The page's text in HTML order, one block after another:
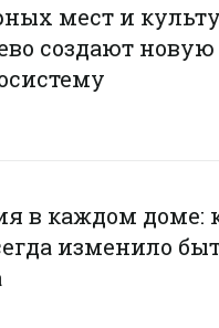
мест и
создают новую
в каждом доме:
изменило